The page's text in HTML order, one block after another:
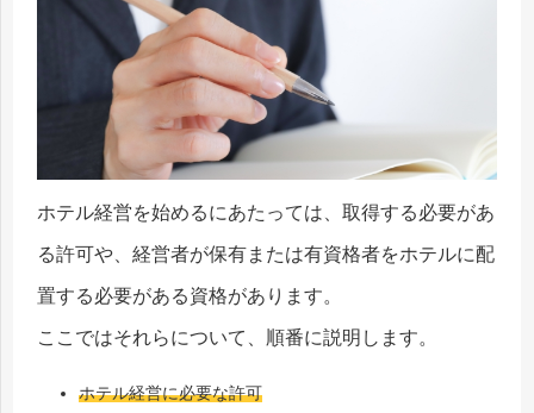
ホテル経営を始めるにあたっては、取得する必要があ
る許可や、経営者が保有または有資格者をホテルに配
置する必要がある資格があります。
ここではそれらについて、順番に説明します。
ホテル経営に必要な許可